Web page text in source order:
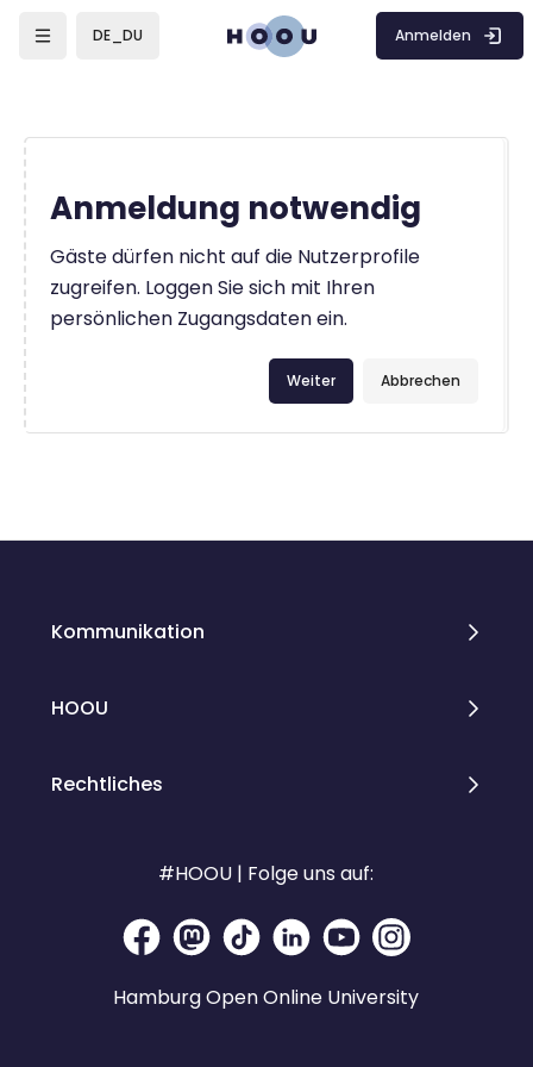
DE_DU Anmelden
Anmeldung notwendig
Gäste dürfen nicht auf die Nutzerprofile
zugreifen. Loggen Sie sich mit Ihren
persönlichen Zugangsdaten ein.
Abbrechen
Weiter
Kommunikation
HOOU
Rechtliches
#HOOU | Folge uns auf:
Hamburg Open Online University